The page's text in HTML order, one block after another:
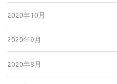
2020年10月
2020年9月
2020年8月